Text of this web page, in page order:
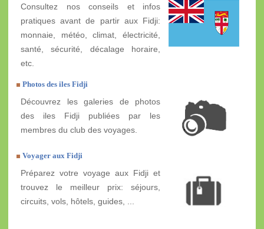
Consultez nos conseils et infos
pratiques avant de partir aux Fidji:
monnaie, météo, climat, électricité,
santé, sécurité, décalage horaire,
etc.
Photos des iles Fidji
Découvrez les galeries de photos
des iles Fidji publiées par les
membres du club des voyages.
Voyager aux Fidji
Préparez votre voyage aux Fidji et
trouvez le meilleur prix: séjours,
circuits, vols, hôtels, guides, ...